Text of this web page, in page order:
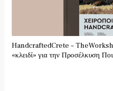
HandcraftedCrete –
«κλειδί» για την Προσέλκυση